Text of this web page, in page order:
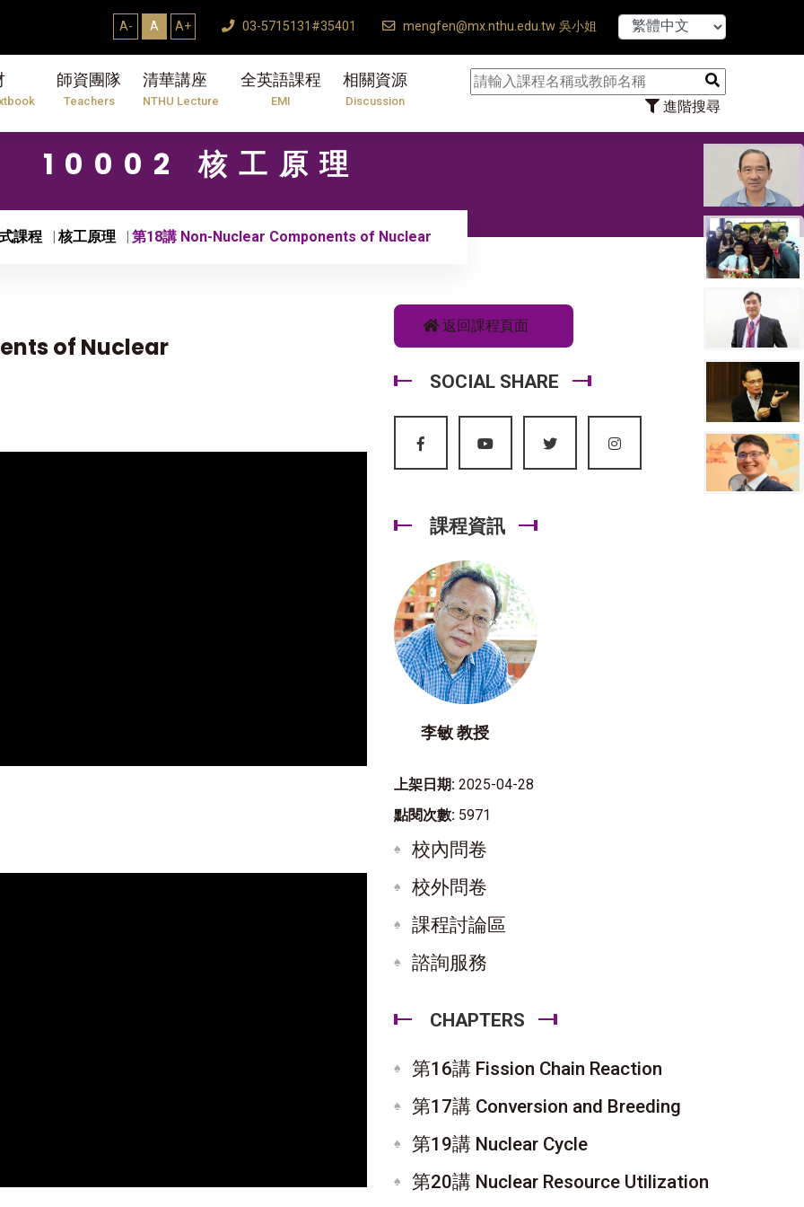
A- A A+ 03-5715131#35401 mengfen@mx.nthu.edu.tw 吳小姐
師資團隊
Teachers
清華講座
NTHU Lecture
全英語課程
EMI
相關資源
Discussion 進階搜尋
【7/31】114
10002 核工原理
課程 核工原理 第18講 Non-Nuclear Components of Nuclear
of Nuclear
返回課程頁面
SOCIAL SHARE
課程資訊
李敏 教授
上架日期: 2025-04-28
點閱次數: 5971
校內問卷
校外問卷
課程討論區
諮詢服務
CHAPTERS
第16講 Fission Chain Reaction
第17講 Conversion and Breeding
第19講 Nuclear Cycle
第20講 Nuclear Resource Utilization